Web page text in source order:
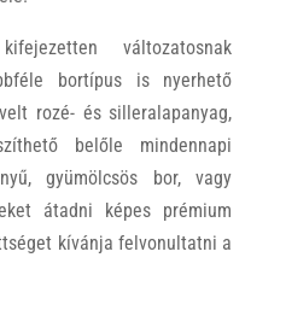
változatosnak
bortípus is nyerhető
rozé- és silleralapanyag,
belőle mindennapi
gyümölcsös bor, vagy
átadni képes prémium
kívánja felvonultatni a